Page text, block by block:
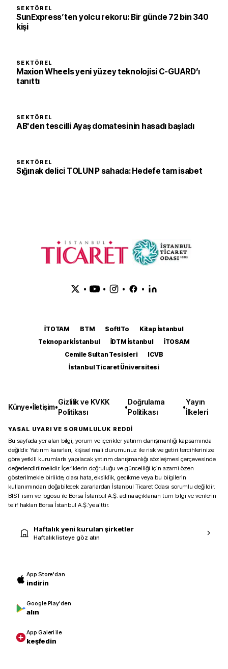
SEKTÖREL
SunExpress’ten yolcu rekoru: Bir günde 72 bin 340
kişi
SEKTÖREL
Maxion Wheels yeni yüzey teknolojisi C-GUARD’ı
tanıttı
SEKTÖREL
AB'den tescilli Ayaş domatesinin hasadı başladı
SEKTÖREL
Sığınak delici TOLUN P sahada: Hedefe tam isabet
• • • •
İTOTAM BTM SoftITo
Kitap İstanbul
Teknopark İstanbul
İDTM İstanbul
İTOSAM
Cemile Sultan Tesisleri
ICVB
İstanbul Ticaret Üniversitesi
Künye•İletişim•
Gizlilik ve KVKK
Politikası
•
Doğrulama
Politikası
•
Yayın
İlkeleri
YASAL UYARI VE SORUMLULUK REDDİ
Bu sayfada yer alan bilgi, yorum ve içerikler yatırım danışmanlığı kapsamında
değildir. Yatırım kararları, kişisel mali durumunuz ile risk ve getiri tercihlerinize
göre yetkili kurumlarla yapılacak yatırım danışmanlığı sözleşmesi çerçevesinde
değerlendirilmelidir. İçeriklerin doğruluğu ve güncelliği için azami özen
gösterilmekle birlikte, olası hata, eksiklik, gecikme veya bu bilgilerin
kullanımından doğabilecek zararlardan İstanbul Ticaret Odası sorumlu değildir.
BIST isim ve logosu ile Borsa İstanbul A.Ş. adına açıklanan tüm bilgi ve verilerin
telif hakları Borsa İstanbul A.Ş.’ye aittir.
Haftalık yeni kurulan şirketler
Haftalık listeye göz atın
App Store'dan
indirin
Google Play'den
alın
App Galeri ile
keşfedin